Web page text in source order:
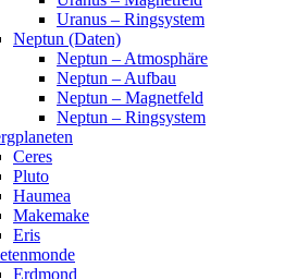
Uranus – Ringsystem
Neptun (Daten)
Neptun – Atmosphäre
Neptun – Aufbau
Neptun – Magnetfeld
Neptun – Ringsystem
Ceres
Pluto
Haumea
Makemake
Eris
Erdmond